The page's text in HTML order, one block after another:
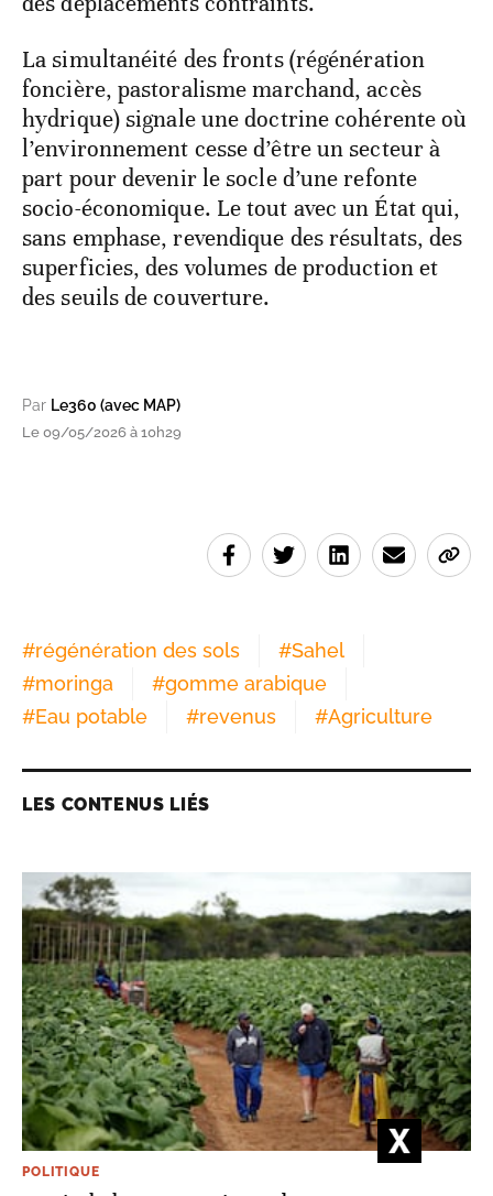
La simultanéité des fronts (régénération
foncière, pastoralisme marchand, accès
hydrique) signale une doctrine cohérente où
l’environnement cesse d’être un secteur à
part pour devenir le socle d’une refonte
socio-économique. Le tout avec un État qui,
sans emphase, revendique des résultats, des
superficies, des volumes de production et
des seuils de couverture.
Par Le360 (avec MAP)
Le 09/05/2026 à 10h29
#régénération des sols #Sahel
#moringa #gomme arabique
#Eau potable #revenus #Agriculture
LES CONTENUS LIÉS
POLITIQUE